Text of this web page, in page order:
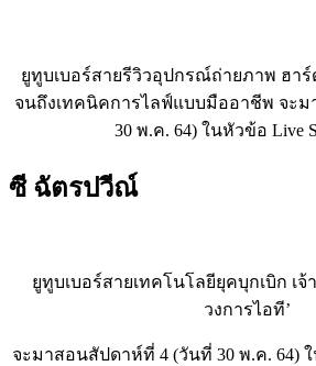
ยูทูบเบอร์สายรีวิวอุปกรณ์ถ่ายภาพ ฮาร์
จนถึงเทคนิคการไลฟ์แบบมืออาชีพ จะ
30 พ.ค. 64) ในหัวข้อ Live
ซี ฉัตรปวีณ์
ยูทูบเบอร์สายเทคโนโลยียุคบุกเบิก เจ้
วงการไอที’
จะมาสอนสัปดาห์ที่ 4 (วันที่ 30 พ.ค. 64) ใ